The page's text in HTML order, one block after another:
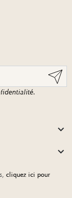


cliquez ici pour